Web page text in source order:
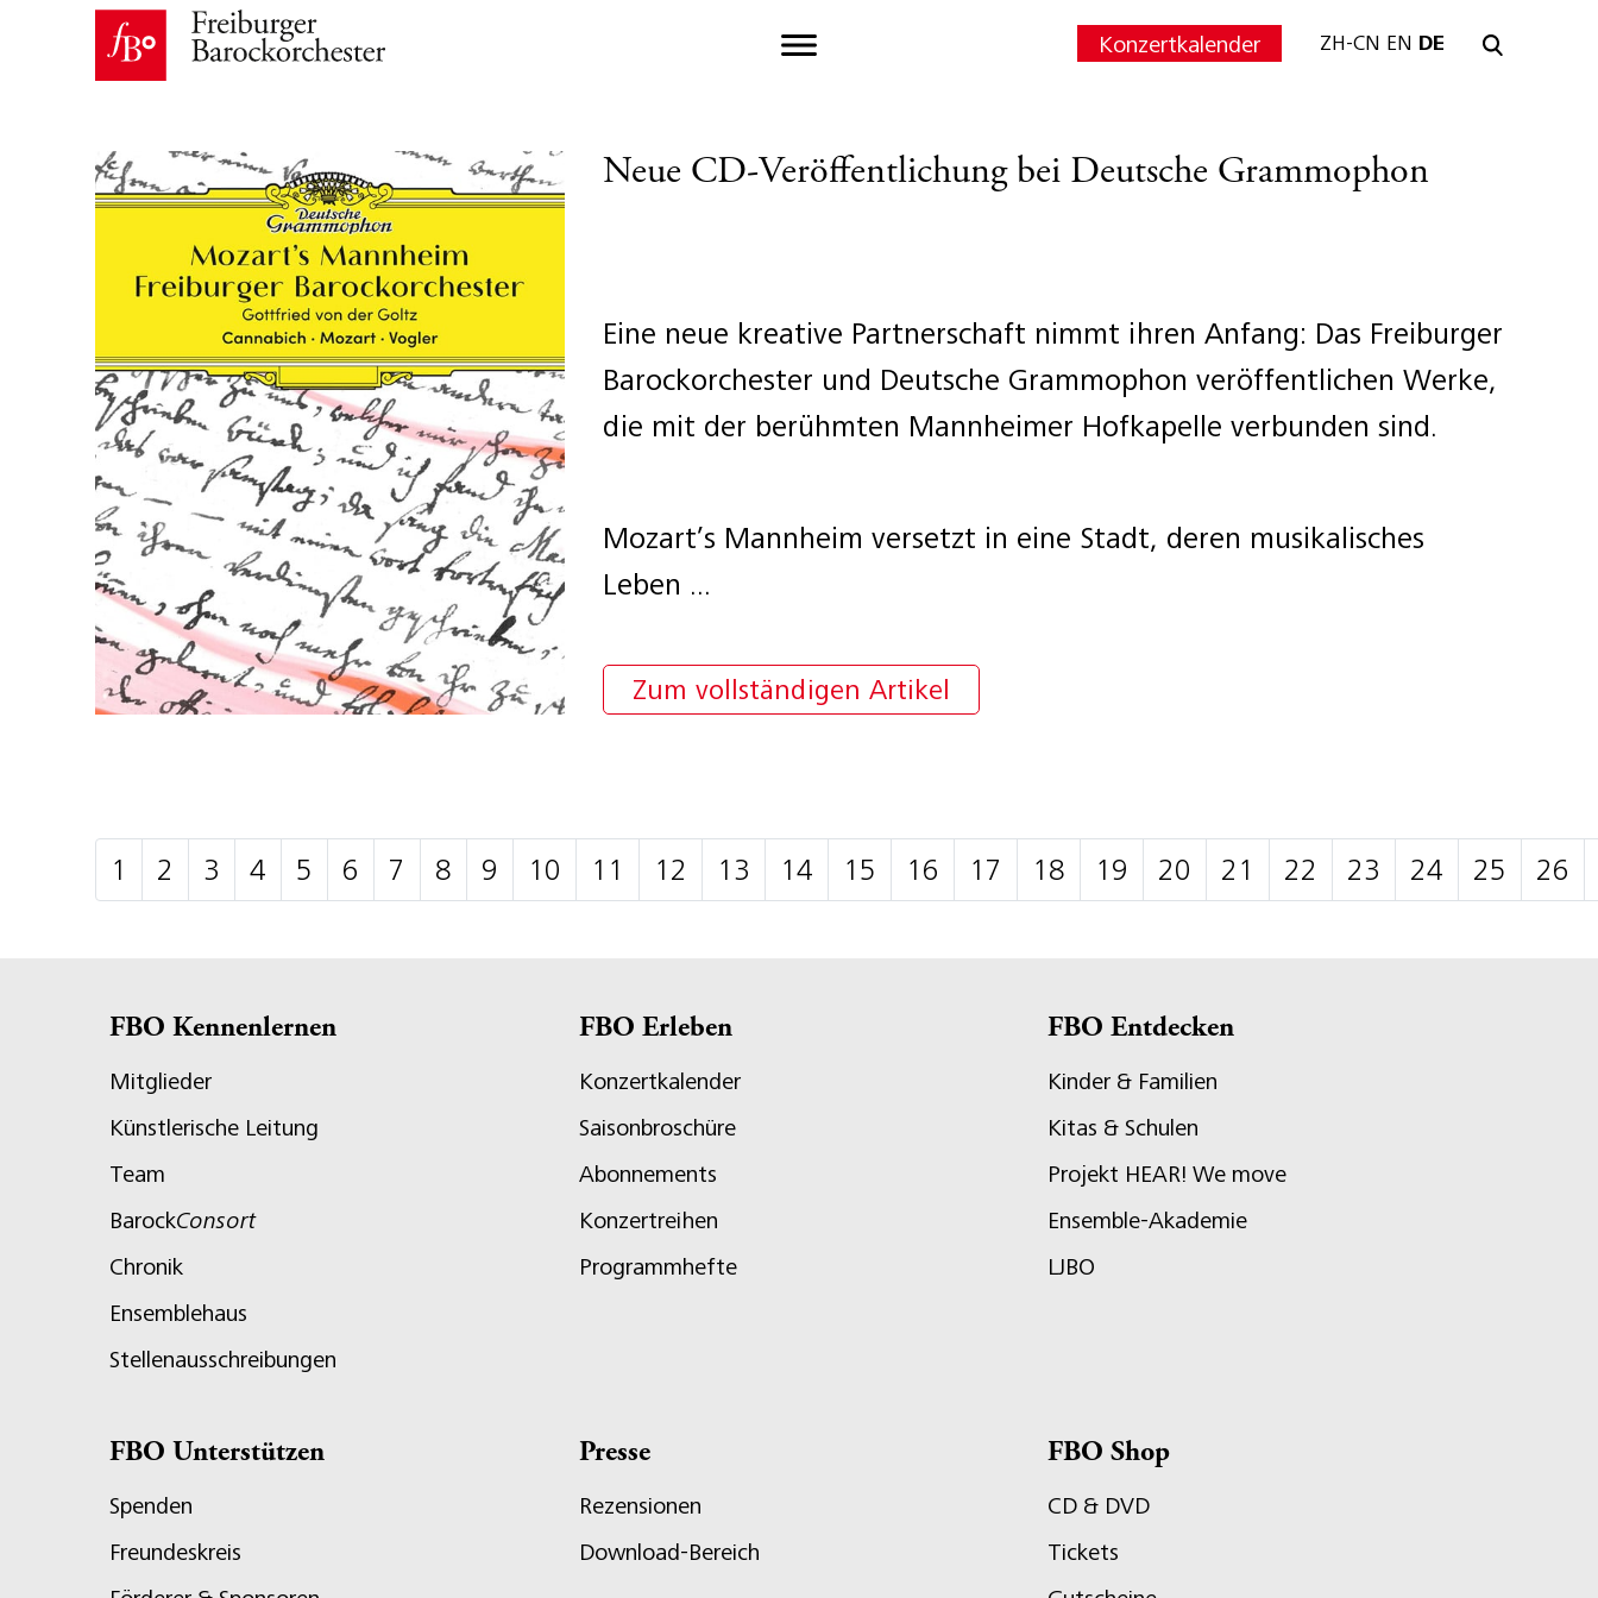
Konzertkalender ZH-CN EN DE
Neue CD-Veröffentlichung bei Deutsche Grammophon
Eine neue kreative Partnerschaft nimmt ihren Anfang: Das Freiburger
Barockorchester und Deutsche Grammophon veröffentlichen Werke,
die mit der berühmten Mannheimer Hofkapelle verbunden sind.
Mozart’s Mannheim versetzt in eine Stadt, deren musikalisches
Leben ...
Zum vollständigen Artikel
1 2 3 4 5 6 7 8 9 10 11 12 13 14 15 16 17 18 19 20 21 22 23 24 25 26
FBO Kennenlernen
Mitglieder
Künstlerische Leitung
Team
BarockConsort
Chronik
Ensemblehaus
Stellenausschreibungen
FBO Erleben
Konzertkalender
Saisonbroschüre
Abonnements
Konzertreihen
Programmhefte
FBO Entdecken
Kinder & Familien
Kitas & Schulen
Projekt HEAR! We move
Ensemble-Akademie
LJBO
FBO Unterstützen
Spenden
Freundeskreis
Presse
Rezensionen
Download-Bereich
FBO Shop
CD & DVD
Tickets